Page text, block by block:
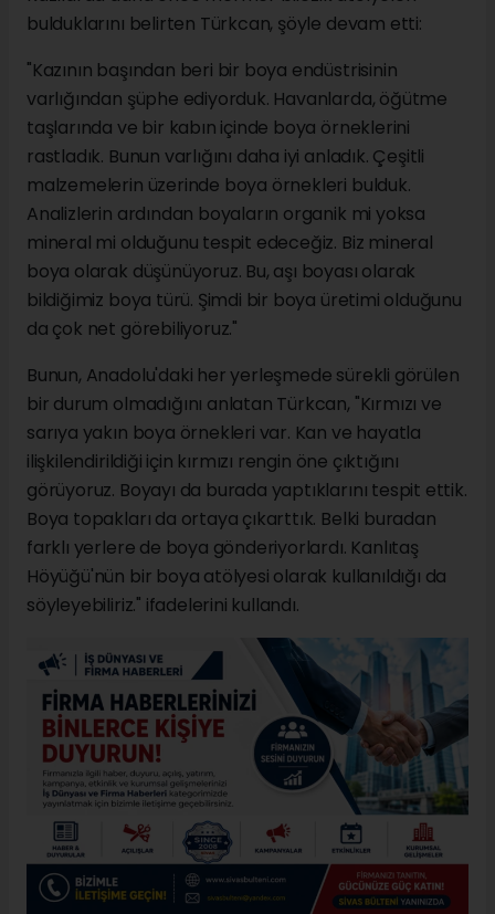
bulduklarını belirten Türkcan, şöyle devam etti:
"Kazının başından beri bir boya endüstrisinin
varlığından şüphe ediyorduk. Havanlarda, öğütme
taşlarında ve bir kabın içinde boya örneklerini
rastladık. Bunun varlığını daha iyi anladık. Çeşitli
malzemelerin üzerinde boya örnekleri bulduk.
Analizlerin ardından boyaların organik mi yoksa
mineral mi olduğunu tespit edeceğiz. Biz mineral
boya olarak düşünüyoruz. Bu, aşı boyası olarak
bildiğimiz boya türü. Şimdi bir boya üretimi olduğunu
da çok net görebiliyoruz."
Bunun, Anadolu'daki her yerleşmede sürekli görülen
bir durum olmadığını anlatan Türkcan, "Kırmızı ve
sarıya yakın boya örnekleri var. Kan ve hayatla
ilişkilendirildiği için kırmızı rengin öne çıktığını
görüyoruz. Boyayı da burada yaptıklarını tespit ettik.
Boya topakları da ortaya çıkarttık. Belki buradan
farklı yerlere de boya gönderiyorlardı. Kanlıtaş
Höyüğü'nün bir boya atölyesi olarak kullanıldığı da
söyleyebiliriz." ifadelerini kullandı.